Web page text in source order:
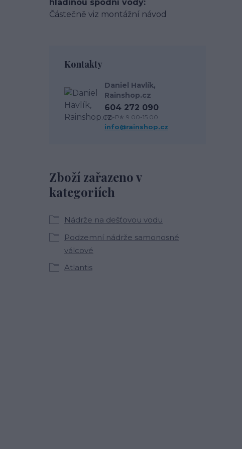
hladinou spodní vody
Částečně viz montážní návod
Zboží zařazeno v
kategoriích
Nádrže na dešťovou vodu
Podzemní nádrže samonosné
válcové
Atlantis
Kontakty
Daniel Havlík,
Rainshop.cz
604 272 090
Po-Pá: 9.00-15.00
info@rainshop.cz